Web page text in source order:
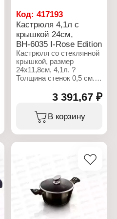
Объем: 3 л
Код:417193
Кастрюля 4,1л с
крышкой 24см,
ВН-6035 I-Rose Edition
Кастрюля со стеклянной
крышкой, размер
24x11,8см, 4,1л. ?
Толщина стенок 0,5 см.
алюминий. 3-хслойное с
мраморным
антипригарным
покрытием.
touch. Т-образная
стеклянная крышка с
ручкой из нержавеющей
типов варочных панелей,
включая индукционную.
Цвет: розовый.
Характеристики:
3 391,67 ₽
В корзину